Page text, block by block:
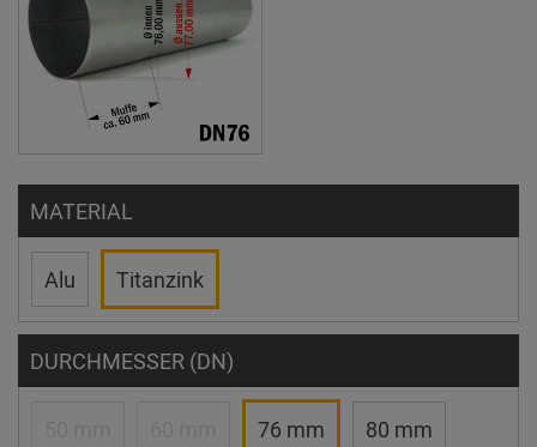
MATERIAL
Alu Titanzink
DURCHMESSER (DN)
76 mm 80 mm